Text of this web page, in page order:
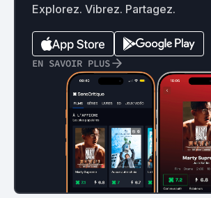
Explorez. Vibrez. Partagez.
EN SAVOIR PLUS